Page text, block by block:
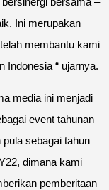
Ini merupakan
membantu kami
Indonesia “ ujarnya.
media ini menjadi
event tahunan
sebagai tahun
dimana kami
pemberitaan